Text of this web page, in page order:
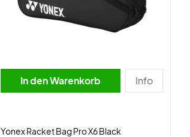
In den Warenkorb Info
Yonex Racket Bag Pro X6 Black